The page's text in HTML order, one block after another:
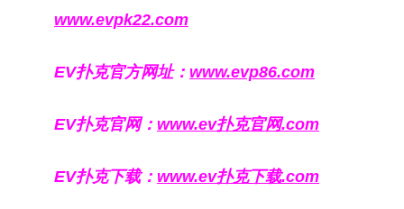
www.evpk22.com
EV扑克官方网址： www.evp86.com
EV扑克官网： www.ev扑克官网.com
EV扑克下载： www.ev扑克下载.com